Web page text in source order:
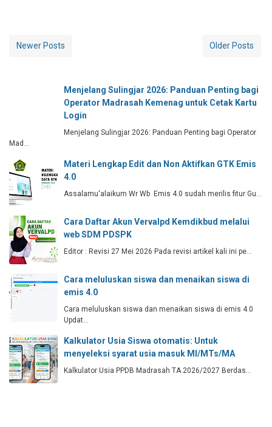
Newer Posts Older Posts
Menjelang Sulingjar 2026: Panduan Penting bagi
Operator Madrasah Kemenag untuk Cetak Kartu
Login
Menjelang Sulingjar 2026: Panduan Penting bagi Operator
Mad…
Materi Lengkap Edit dan Non Aktifkan GTK Emis
4.0
Assalamu'alaikum Wr Wb Emis 4.0 sudah merilis fitur Gu…
Cara Daftar Akun Vervalpd Kemdikbud melalui
web SDM PDSPK
Editor : Revisi 27 Mei 2026 Pada revisi artikel kali ini pe…
Cara meluluskan siswa dan menaikan siswa di
emis 4.0
Cara meluluskan siswa dan menaikan siswa di emis 4.0
Updat…
Kalkulator Usia Siswa otomatis: Untuk
menyeleksi syarat usia masuk MI/MTs/MA
Kalkulator Usia PPDB Madrasah TA 2026/2027 Berdas…